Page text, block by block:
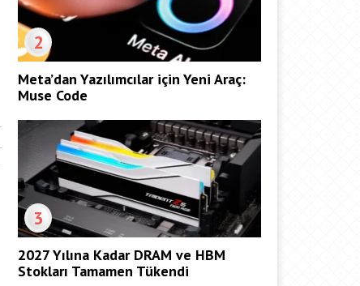
2
Meta’dan Yazılımcılar için Yeni Araç:
Muse Code
3
2027 Yılına Kadar DRAM ve HBM
Stokları Tamamen Tükendi